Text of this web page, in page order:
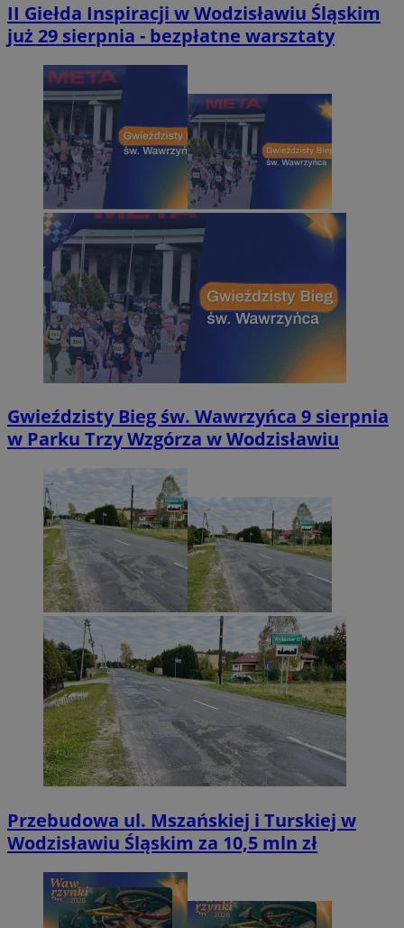
II Giełda Inspiracji w Wodzisławiu Śląskim
już 29 sierpnia - bezpłatne warsztaty
Gwieździsty Bieg św. Wawrzyńca 9 sierpnia
w Parku Trzy Wzgórza w Wodzisławiu
Przebudowa ul. Mszańskiej i Turskiej w
Wodzisławiu Śląskim za 10,5 mln zł